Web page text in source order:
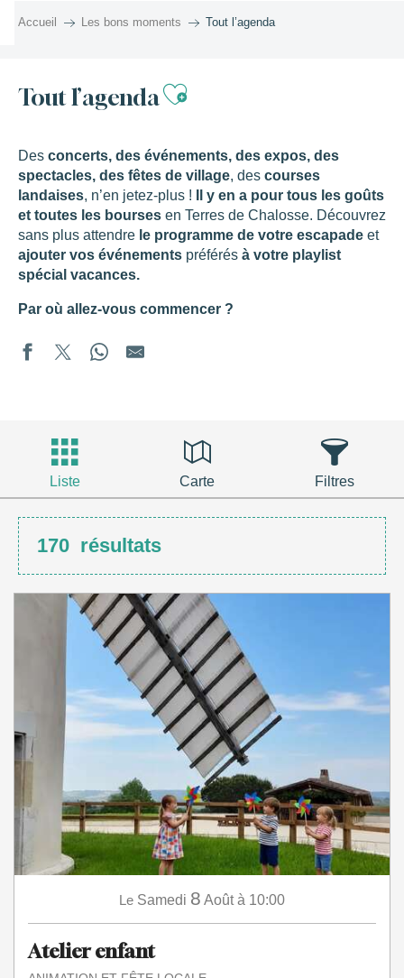
Accueil Les bons moments Tout l’agenda
Tout l’agendaAjouter aux
Des concerts, des événements, des expos, des
spectacles, des fêtes de village, des courses
landaises, n’en jetez-plus !
Il y en a pour tous les goûts
et toutes les bourses en Terres de Chalosse. Découvrez
sans plus attendre le programme de votre escapade et
ajouter vos événements préférés à votre playlist
spécial vacances.
Par où allez-vous commencer ?
Liste Carte Filtres
170 résultats
Le Samedi 8 Août à 10:00
Atelier enfant